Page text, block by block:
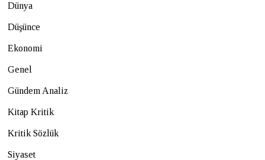
Dünya
Düşünce
Ekonomi
Genel
Gündem Analiz
Kitap Kritik
Kritik Sözlük
Siyaset